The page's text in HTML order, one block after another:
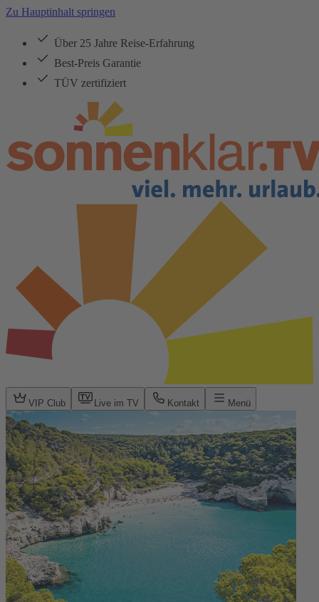
Zu Hauptinhalt springen
Über 25 Jahre Reise-Erfahrung
Best-Preis Garantie
TÜV zertifiziert
VIP Club Live im TV Kontakt Menü